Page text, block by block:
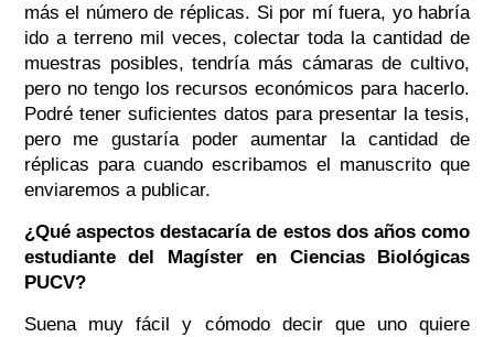
más el número de réplicas. Si por mí fuera, yo habría
ido a terreno mil veces, colectar toda la cantidad de
muestras posibles, tendría más cámaras de cultivo,
pero no tengo los recursos económicos para hacerlo.
Podré tener suficientes datos para presentar la tesis,
pero me gustaría poder aumentar la cantidad de
réplicas para cuando escribamos el manuscrito que
enviaremos a publicar.
¿Qué aspectos destacaría de estos dos años como
estudiante del Magíster en Ciencias Biológicas
PUCV?
Suena muy fácil y cómodo decir que uno quiere